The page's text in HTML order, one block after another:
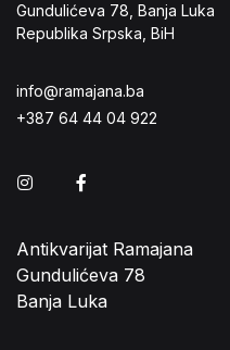
Gundulićeva 78, Banja Luka
Republika Srpska, BiH
info@ramajana.ba
+387 64 44 04 922
Instagram
Antikvarijat Ramajana
Gundulićeva 78
Banja Luka